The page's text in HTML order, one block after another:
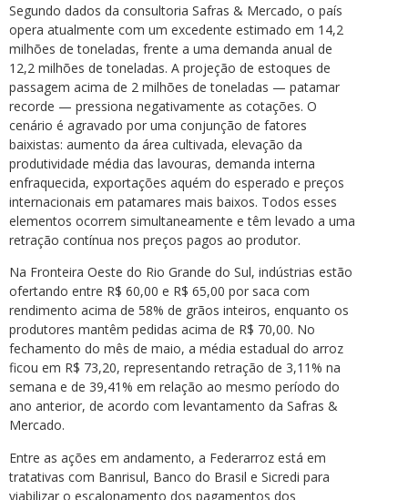
Segundo dados da consultoria Safras & Mercado, o país
opera atualmente com um excedente estimado em 14,2
milhões de toneladas, frente a uma demanda anual de
12,2 milhões de toneladas. A projeção de estoques de
passagem acima de 2 milhões de toneladas — patamar
recorde — pressiona negativamente as cotações. O
cenário é agravado por uma conjunção de fatores
baixistas: aumento da área cultivada, elevação da
produtividade média das lavouras, demanda interna
enfraquecida, exportações aquém do esperado e preços
internacionais em patamares mais baixos. Todos esses
elementos ocorrem simultaneamente e têm levado a uma
retração contínua nos preços pagos ao produtor.
Na Fronteira Oeste do Rio Grande do Sul, indústrias estão
ofertando entre R$ 60,00 e R$ 65,00 por saca com
rendimento acima de 58% de grãos inteiros, enquanto os
produtores mantêm pedidas acima de R$ 70,00. No
fechamento do mês de maio, a média estadual do arroz
ficou em R$ 73,20, representando retração de 3,11% na
semana e de 39,41% em relação ao mesmo período do
ano anterior, de acordo com levantamento da Safras &
Mercado.
Entre as ações em andamento, a Federarroz está em
tratativas com Banrisul, Banco do Brasil e Sicredi para
viabilizar o escalonamento dos pagamentos dos